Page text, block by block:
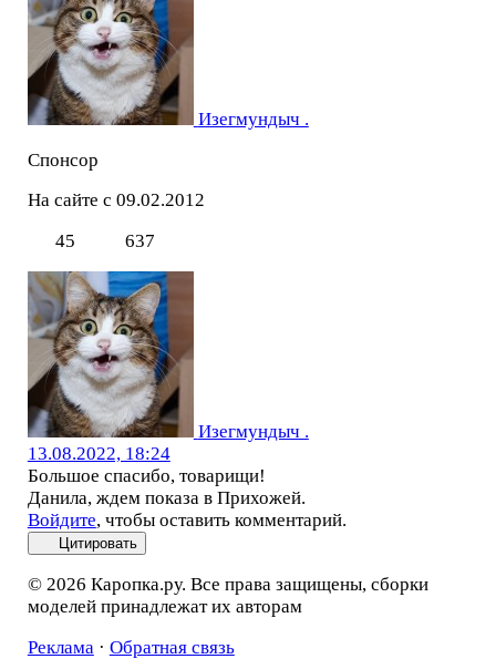
Изегмундыч .
Спонсор
На сайте с 09.02.2012
45
637
Изегмундыч .
13.08.2022, 18:24
Большое спасибо, товарищи!
Данила, ждем показа в Прихожей.
Войдите, чтобы оставить комментарий.
Цитировать
© 2026 Каропка.ру. Все права защищены, сборки
моделей принадлежат их авторам
Реклама · Обратная связь